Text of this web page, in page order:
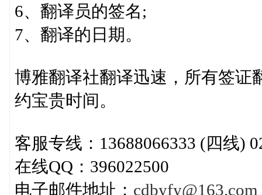
6、翻译员的签名;
7、翻译的日期。
博雅翻译社翻译迅速，所有签证
约宝贵时间。
客服专线：13688066333 (四线)
在线QQ：396022500
电子邮件地址： cdbyfy@163.com